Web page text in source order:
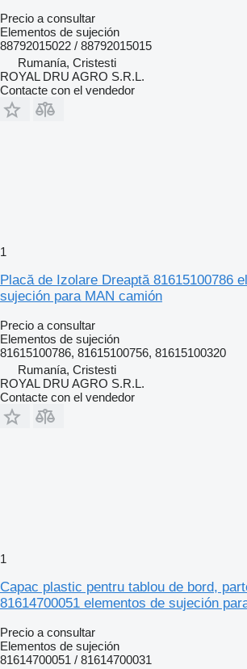
Precio a consultar
Elementos de sujeción
88792015022 / 88792015015
Rumanía, Cristesti
ROYAL DRU AGRO S.R.L.
Contacte con el vendedor
1
Placă de Izolare Dreaptă 81615100786
sujeción para MAN camión
Precio a consultar
Elementos de sujeción
81615100786, 81615100756, 81615100320
Rumanía, Cristesti
ROYAL DRU AGRO S.R.L.
Contacte con el vendedor
1
Capac plastic pentru tablou de bord,
81614700051 elementos de sujeción
Precio a consultar
Elementos de sujeción
81614700051 / 81614700031